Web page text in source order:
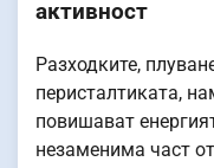
активност
Разходките,
перисталтиката,
повишават
незаменима част